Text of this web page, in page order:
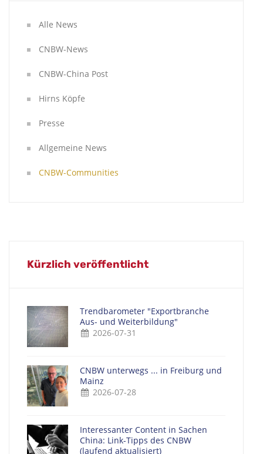
Alle News
CNBW-News
CNBW-China Post
Hirns Köpfe
Presse
Allgemeine News
CNBW-Communities
Kürzlich veröffentlicht
Trendbarometer "Exportbranche
Aus- und Weiterbildung"
2026-07-31
CNBW unterwegs ... in Freiburg und
Mainz
2026-07-28
Interessanter Content in Sachen
China: Link-Tipps des CNBW
(laufend aktualisiert)